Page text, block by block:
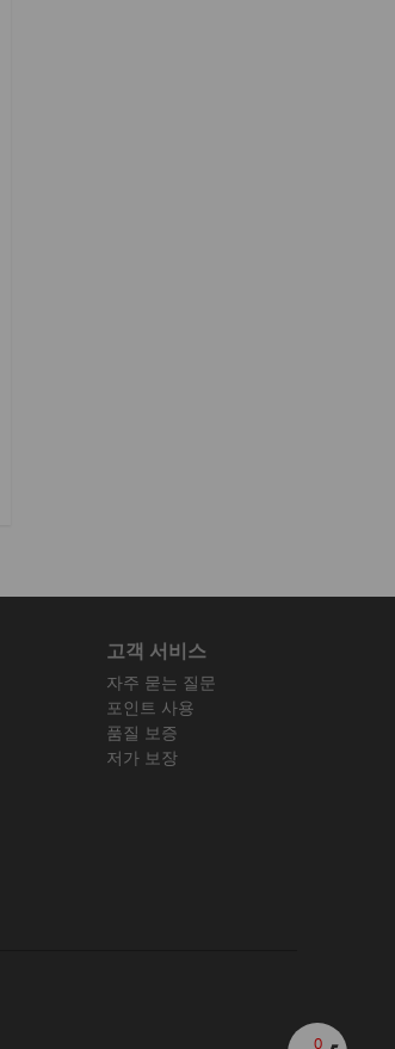
고객 서비스
자주 묻는 질문
포인트 사용
품질 보증
저가 보장
0